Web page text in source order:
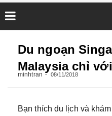
Du ngoạn
Malaysia chỉ
minhtran 08/11/2018
Bạn thích du lịch và